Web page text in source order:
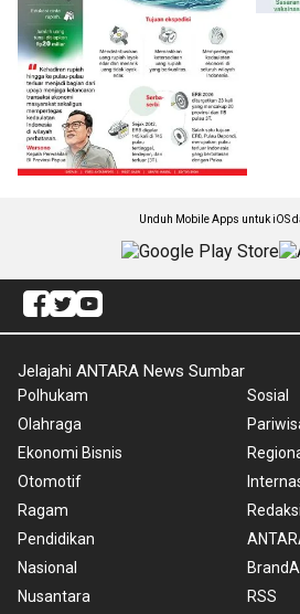
Unduh Mobile Apps untuk iOS
Jelajahi ANTARA News Sumbar
Polhukam
Olahraga
Ekonomi Bisnis
Otomotif
Ragam
Pendidikan
Nasional
Nusantara
Sosial
Redaksi
BrandA
RSS